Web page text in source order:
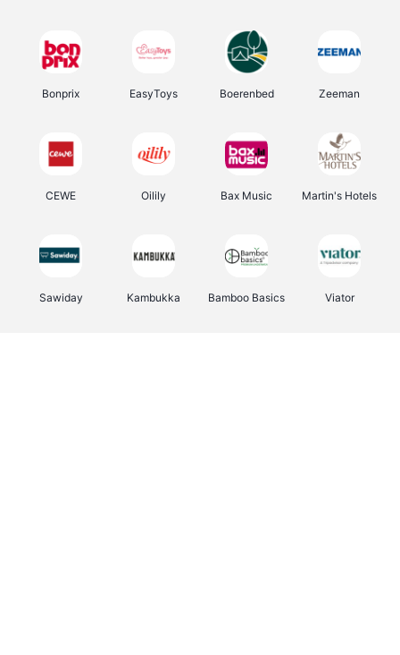
Bonprix EasyToys Boerenbed Zeeman
CEWE Oilily Bax Music Martin's Hotels
Sawiday Kambukka Bamboo Basics Viator